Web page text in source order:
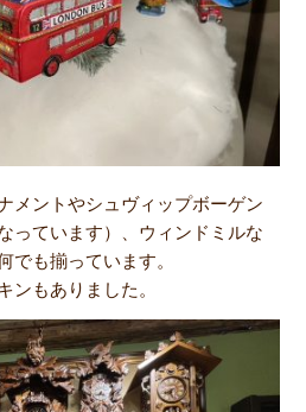
メントやシュヴィップボーゲン
っています）、ウィンドミルな
でも揃っています。
ンもありました。